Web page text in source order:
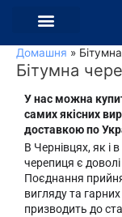
Домашня
Бітумна
У нас можна
самих якісних
доставкою по
В Чернівцях, як і
черепиця є
Поєднання
вигляду та
призводить до